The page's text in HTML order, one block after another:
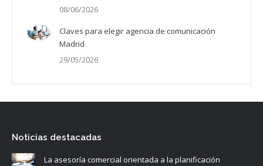
08/06/2026
Claves para elegir agencia de comunicación
Madrid
29/05/2026
Noticias destacadas
La asesoría comercial orientada a la planificación